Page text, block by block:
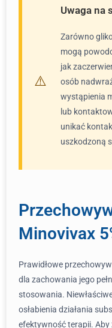
Uwaga na
Zarówno
mogą
jak
osób
wystąpienia
lub
unikać
uszkodzoną
Minovivax
Prawidłowe
dla zachowania jego
stosowania.
osłabienia działania
efektywność terapii.